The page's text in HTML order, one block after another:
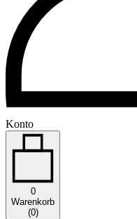
Konto
0
Warenkorb
(0)